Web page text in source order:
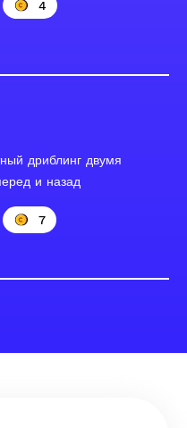
4
дриблинг двумя
и назад
7